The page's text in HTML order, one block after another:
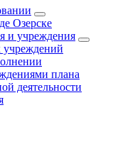
Озерске
и учреждения
учреждений
плана
деятельности